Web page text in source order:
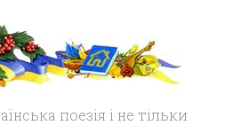
поезія і не тільки